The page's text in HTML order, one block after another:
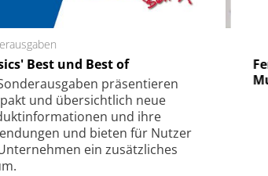
Best und Best of
präsentieren
und übersichtlich neue
und ihre
und bieten für Nutzer
ein zusätzliches
Elektronenmikroskopie auf
kleinstem Raum